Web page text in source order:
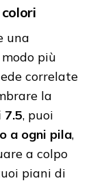
una
più
correlate
la
7.5, puoi
a ogni pila,
a colpo
piani di